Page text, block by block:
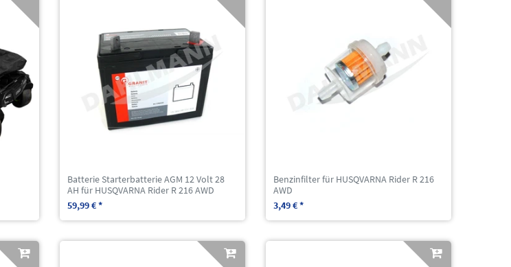
Batterie Starterbatterie AGM 12 Volt 28
AH für HUSQVARNA Rider R 216 AWD
59,99 € *
Benzinfilter für HUSQVARNA Rider R 216
AWD
3,49 € *